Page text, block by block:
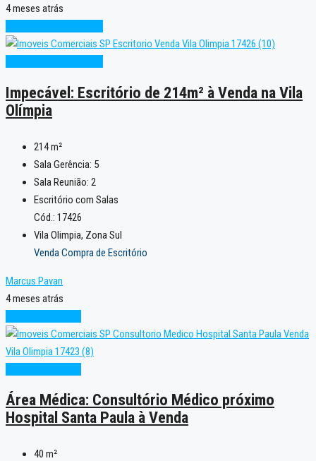
4 meses atrás
Impecável: Escritório de 214m² à Venda na Vila
Olímpia
214m²
Sala Gerência: 5
Sala Reunião: 2
Escritório com Salas
Cód.: 17426
Vila Olimpia, Zona Sul
Venda Compra de Escritório
Marcus Pavan
4 meses atrás
Área Médica: Consultório Médico próximo
Hospital Santa Paula à Venda
40 m²